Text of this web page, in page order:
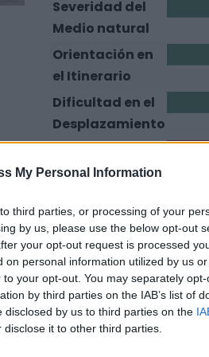
My Personal Information
third parties, or processing of your
by us, please use the below opt-out
your opt-out request is processed
personal information utilized by us
your opt-out. You may separately
by third parties on the IAB’s list of
by us to third parties on the
it to other third parties.
Severidad del
Medio natural
Orientación en
el Itinerario
Dificultad en el
Desplazamiento
Esfuerzo
etapas tal y como se
a Portugal por las Termas
tiene afectado 13,4 km de
se recomienda evitar